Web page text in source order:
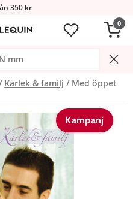
350 kr
0
Kärlek & familj
Med öppet
Kampanj